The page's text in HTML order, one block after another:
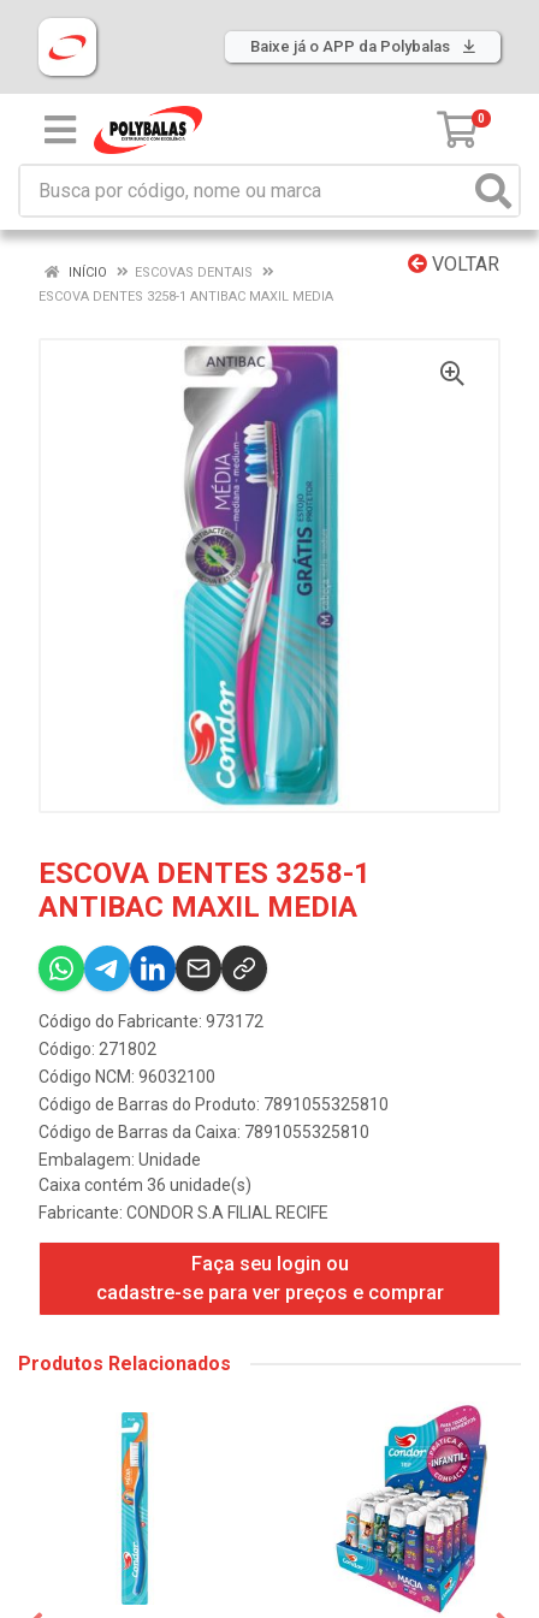
Baixe já o APP da Polybalas
0
VOLTAR
INÍCIO
ESCOVAS DENTAIS
ESCOVA DENTES 3258-1 ANTIBAC MAXIL MEDIA
ESCOVA DENTES 3258-1
ANTIBAC MAXIL MEDIA
Código do Fabricante: 973172
Código: 271802
Código NCM: 96032100
Código de Barras do Produto: 7891055325810
Código de Barras da Caixa: 7891055325810
Embalagem: Unidade
Caixa contém 36 unidade(s)
Fabricante: CONDOR S.A FILIAL RECIFE
Faça seu login ou
cadastre-se para ver preços e comprar
Produtos Relacionados